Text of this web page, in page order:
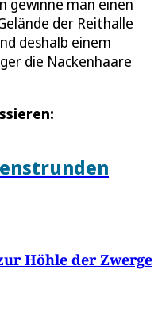
der Reithalle
deshalb einem
die Nackenhaare
Höhle der Zwerge